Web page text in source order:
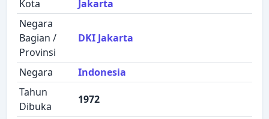
Kota
Jakarta
Negara
Bagian /
Provinsi
DKI Jakarta
Negara
Indonesia
Tahun
Dibuka
1972